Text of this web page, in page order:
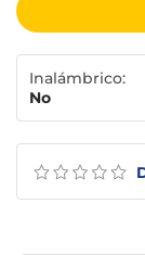
Inalámbrico:
No